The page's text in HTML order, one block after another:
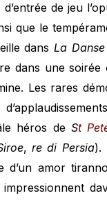
de jeu
que le
dans La
dans une soirée
Les rares
héros de St
,re di Persia).
amor